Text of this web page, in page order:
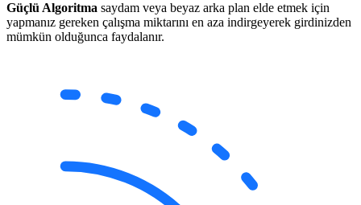
Güçlü Algoritma saydam veya beyaz arka plan elde etmek için
yapmanız gereken çalışma miktarını en aza indirgeyerek girdinizden
mümkün olduğunca faydalanır.